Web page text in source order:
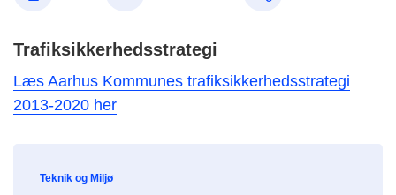
Trafiksikkerhedsstrategi
Læs Aarhus Kommunes trafiksikkerhedsstrategi
2013-2020 her
Teknik og Miljø